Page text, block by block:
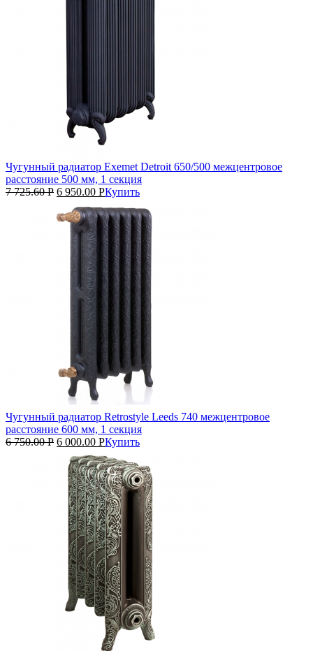
Чугунный радиатор Exemet Detroit 650/500 межцентровое
расстояние 500 мм, 1 секция
7 725.60Р 6 950.00 РКупить
Чугунный радиатор Retrostyle Leeds 740 межцентровое
расстояние 600 мм, 1 секция
6 750.00Р 6 000.00 РКупить